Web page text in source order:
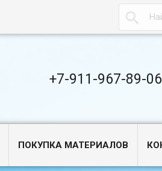

+7-911-967-89-06
ПОКУПКА МАТЕРИАЛОВ